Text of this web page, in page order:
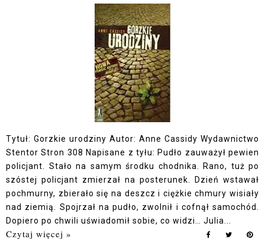
Tytuł: Gorzkie urodziny Autor: Anne Cassidy Wydawnictwo
Stentor Stron 308 Napisane z tyłu: Pudło zauważył pewien
policjant. Stało na samym środku chodnika. Rano, tuż po
szóstej policjant zmierzał na posterunek. Dzień wstawał
pochmurny, zbierało się na deszcz i ciężkie chmury wisiały
nad ziemią. Spojrzał na pudło, zwolnił i cofnął samochód.
Dopiero po chwili uświadomił sobie, co widzi… Julia...
Czytaj więcej »